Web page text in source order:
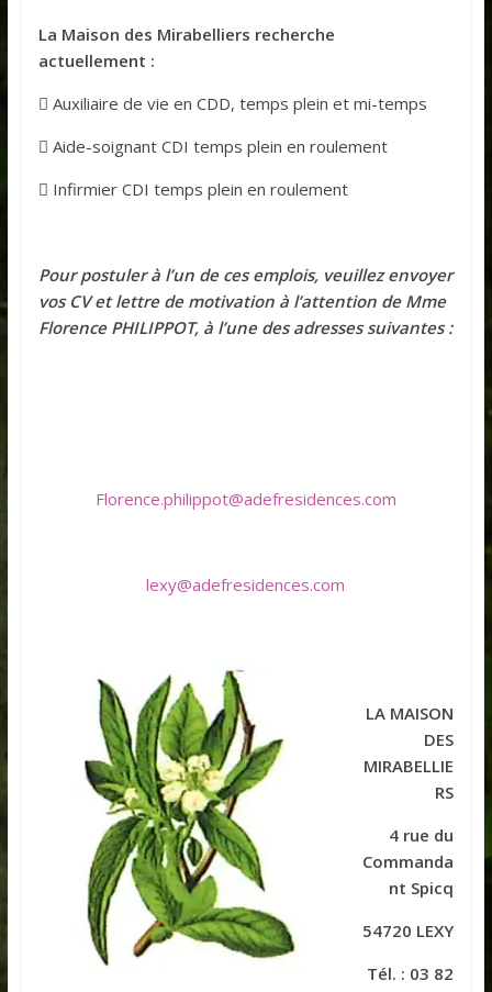
La Maison des Mirabelliers recherche
actuellement :
 Auxiliaire de vie en CDD, temps plein et mi-temps
 Aide-soignant CDI temps plein en roulement
 Infirmier CDI temps plein en roulement
Pour postuler à l’un de ces emplois, veuillez envoyer
vos CV et lettre de motivation à l’attention de Mme
Florence PHILIPPOT, à l’une des adresses suivantes :
Florence.philippot@adefresidences.com
lexy@adefresidences.com
LA MAISON
DES
MIRABELLIE
RS
4 rue du
Commanda
nt Spicq
54720 LEXY
Tél. : 03 82